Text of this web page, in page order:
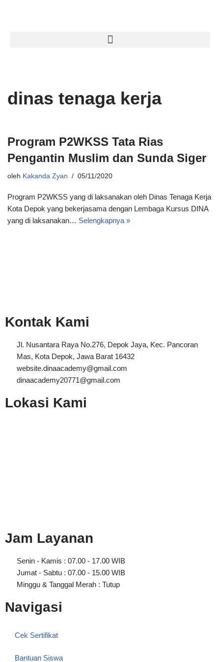
dinas tenaga kerja
Program P2WKSS Tata Rias
Pengantin Muslim dan Sunda Siger
oleh Kakanda Zyan 05/11/2020
Program P2WKSS yang di laksanakan oleh Dinas Tenaga Kerja
Kota Depok yang bekerjasama dengan Lembaga Kursus DINA
yang di laksanakan… Selengkapnya »
Kontak Kami
Jl. Nusantara Raya No.276, Depok Jaya, Kec. Pancoran
Mas, Kota Depok, Jawa Barat 16432
website.dinaacademy@gmail.com
dinaacademy20771@gmail.com
Lokasi Kami
Jam Layanan
Senin - Kamis : 07.00 - 17.00 WIB
Jumat - Sabtu : 07.00 - 15.00 WIB
Minggu & Tanggal Merah : Tutup
Navigasi
Cek Sertifikat
Bantuan Siswa